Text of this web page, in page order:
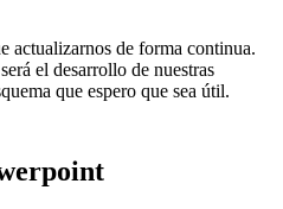
actualizarnos de forma continua.
el desarrollo de nuestras
que espero que sea útil.